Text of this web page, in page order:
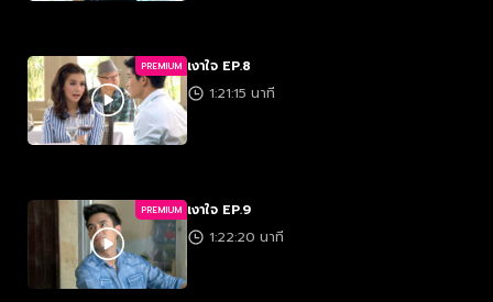
PREMIUM เงาใจ EP.8
1:21:15 นาที
PREMIUM เงาใจ EP.9
1:22:20 นาที